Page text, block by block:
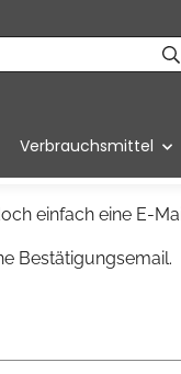
Verbrauchsmittel
einfach eine E-
Bestätigungsemail.